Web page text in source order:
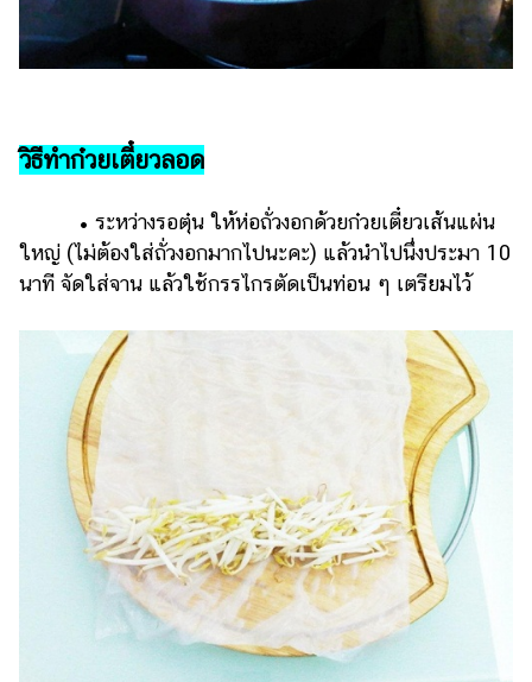
วิธีทำก๋วยเตี๋ยวลอด
• ระหว่างรอตุ๋น ให้ห่อถั่วงอกด้วยก๋วยเตี๋ยวเส้นแผ่น
ใหญ่ (ไม่ต้องใส่ถั่วงอกมากไปนะคะ) แล้วนำไปนึ่งประมา 10
นาที จัดใส่จาน แล้วใช้กรรไกรตัดเป็นท่อน ๆ เตรียมไว้